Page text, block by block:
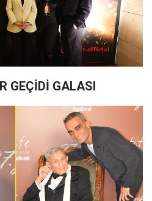
GEÇİDİ GALASI